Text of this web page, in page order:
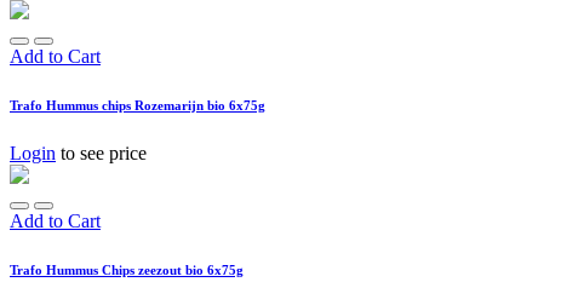
Add to Cart
Trafo Hummus chips Rozemarijn bio 6x75g
Login to see price
Add to Cart
Trafo Hummus Chips zeezout bio 6x75g